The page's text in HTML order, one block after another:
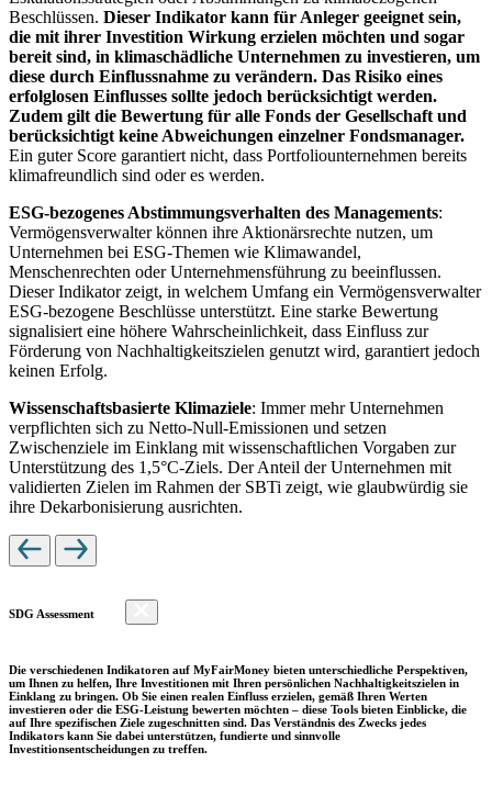
Beschlüssen. Dieser Indikator kann für Anleger geeignet sein,
die mit ihrer Investition Wirkung erzielen möchten und sogar
bereit sind, in klimaschädliche Unternehmen zu investieren, um
diese durch Einflussnahme zu verändern. Das Risiko eines
erfolglosen Einflusses sollte jedoch berücksichtigt werden.
Zudem gilt die Bewertung für alle Fonds der Gesellschaft und
berücksichtigt keine Abweichungen einzelner Fondsmanager.
Ein guter Score garantiert nicht, dass Portfoliounternehmen bereits
klimafreundlich sind oder es werden.
ESG-bezogenes Abstimmungsverhalten des Managements:
Vermögensverwalter können ihre Aktionärsrechte nutzen, um
Unternehmen bei ESG-Themen wie Klimawandel,
Menschenrechten oder Unternehmensführung zu beeinflussen.
Dieser Indikator zeigt, in welchem Umfang ein Vermögensverwalter
ESG-bezogene Beschlüsse unterstützt. Eine starke Bewertung
signalisiert eine höhere Wahrscheinlichkeit, dass Einfluss zur
Förderung von Nachhaltigkeitszielen genutzt wird, garantiert jedoch
keinen Erfolg.
Wissenschaftsbasierte Klimaziele: Immer mehr Unternehmen
verpflichten sich zu Netto-Null-Emissionen und setzen
Zwischenziele im Einklang mit wissenschaftlichen Vorgaben zur
Unterstützung des 1,5°C-Ziels. Der Anteil der Unternehmen mit
validierten Zielen im Rahmen der SBTi zeigt, wie glaubwürdig sie
ihre Dekarbonisierung ausrichten.
SDG Assessment
Die verschiedenen Indikatoren auf MyFairMoney bieten unterschiedliche Perspektiven,
um Ihnen zu helfen, Ihre Investitionen mit Ihren persönlichen Nachhaltigkeitszielen in
Einklang zu bringen. Ob Sie einen realen Einfluss erzielen, gemäß Ihren Werten
investieren oder die ESG-Leistung bewerten möchten – diese Tools bieten Einblicke, die
auf Ihre spezifischen Ziele zugeschnitten sind. Das Verständnis des Zwecks jedes
Indikators kann Sie dabei unterstützen, fundierte und sinnvolle
Investitionsentscheidungen zu treffen.